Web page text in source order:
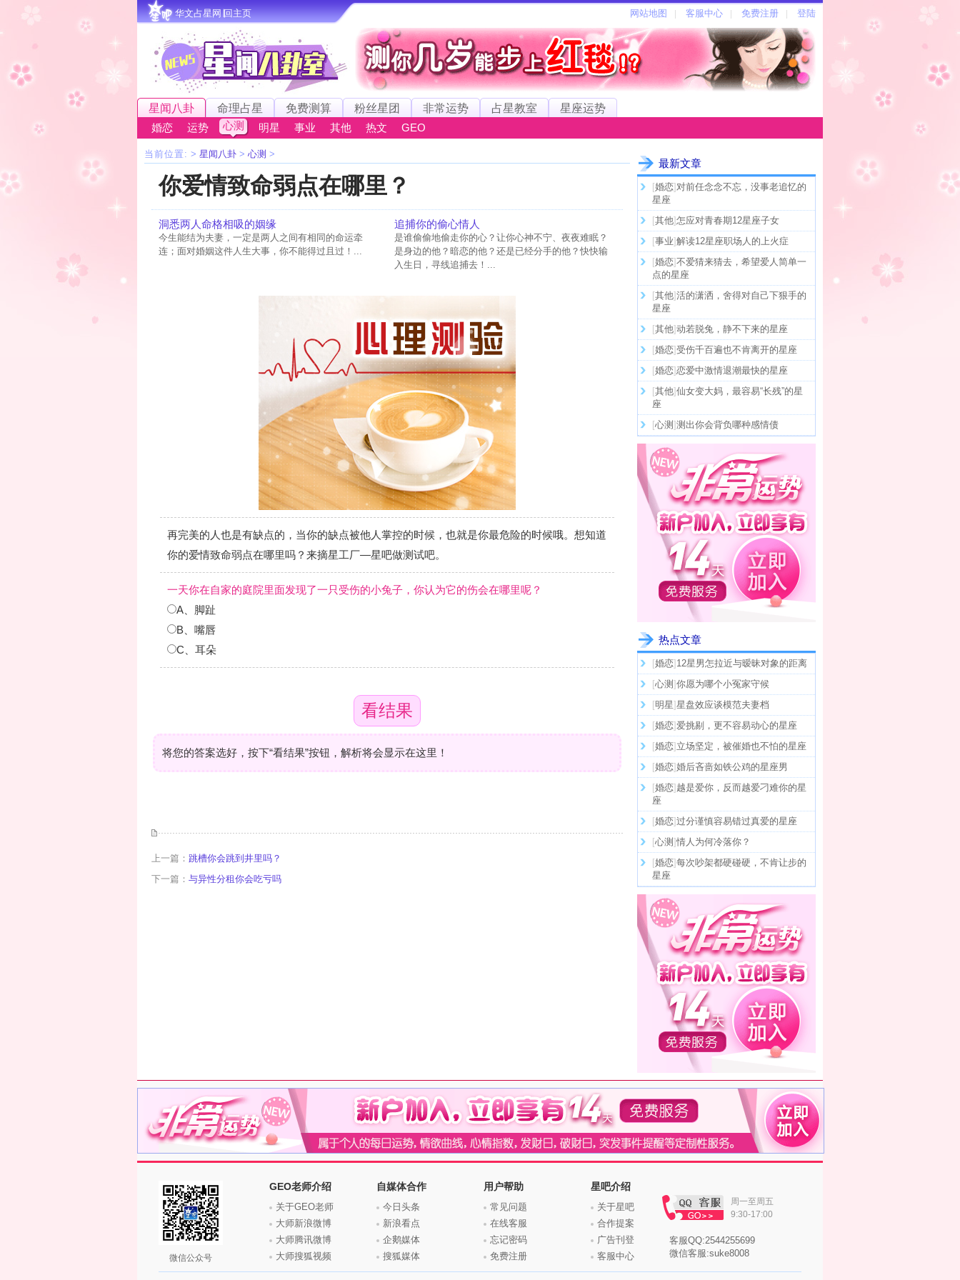
华文占星网∣回主页
星闻八卦 命理占星 免费测算 粉丝星团 非常运势 占星教室
星座运势
婚恋
运势 心测 明星 事业 其他 热文 GEO
当前位置: > 星闻八卦 > 心测 >
你爱情致命弱点在哪里？
洞悉两人命格相吸的姻缘
今生能结为夫妻，一定是两人之间有相同的命运牵
连；面对婚姻这件人生大事，你不能得过且过！...
追捕你的偷心情人
是谁偷偷地偷走你的心？让你心神不宁、夜夜难眠？
是身边的他？暗恋的他？还是已经分手的他？快快输
入生日，寻线追捕去！...
再完美的人也是有缺点的，当你的缺点被他人掌控的时候，也就是你最危险的时候哦。想知道
你的爱情致命弱点在哪里吗？来摘星工厂—星吧做测试吧。
一天你在自家的庭院里面发现了一只受伤的小兔子，你认为它的伤会在哪里呢？
A、脚趾
B、嘴唇
C、耳朵
将您的答案选好，按下“看结果”按钮，解析将会显示在这里！
上一篇： 跳槽你会跳到井里吗？
下一篇： 与异性分租你会吃亏吗
最新文章
[婚恋]对前任念念不忘，没事老追忆的
星座
[其他]怎应对青春期12星座子女
[事业]解读12星座职场人的上火症
[婚恋]不爱猜来猜去，希望爱人简单一
点的星座
[其他]活的潇洒，舍得对自己下狠手的
星座
[其他]动若脱兔，静不下来的星座
[婚恋]受伤千百遍也不肯离开的星座
[婚恋]恋爱中激情退潮最快的星座
[其他]仙女变大妈，最容易“长残”的星
座
[心测 ]测出你会背负哪种感情债
热点文章
[婚恋] 12星男怎拉近与暧昧对象的距离
[心测 ]你愿为哪个小冤家守候
[明星]星盘效应谈模范夫妻档
[婚恋]爱挑剔，更不容易动心的星座
[婚恋] 立场坚定，被催婚也不怕的星座
[婚恋]婚后吝啬如铁公鸡的星座男
[婚恋] 越是爱你，反而越爱刁难你的星
座
[婚恋]过分谨慎容易错过真爱的星座
[心测 ]情人为何冷落你？
[婚恋]每次吵架都硬碰硬，不肯让步的
星座
微信公众号
GEO老师介绍
关于GEO老师
大师新浪微博
大师腾讯微博
大师搜狐视频
自媒体合作
今日头条
新浪看点
企鹅媒体
搜狐媒体
用户帮助
常见问题
在线客服
忘记密码
免费注册
星吧介绍
关于星吧
合作提案
广告刊登
客服中心
周一至周五
9:30-17:00
客服QQ:2544255699
微信客服:suke8008